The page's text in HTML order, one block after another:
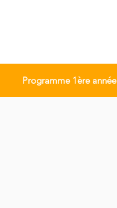
Programme 1ère année